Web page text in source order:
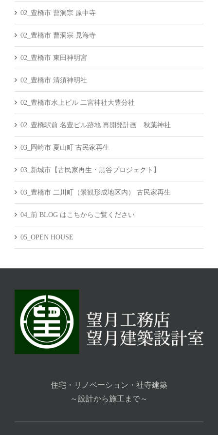
02_豊橋市 曹洞宗 原中寺
02_豊橋市 曹洞宗 見海寺
02_豊橋市 東田神明宮
02_豊橋市 清須神明社
02_豊橋市水上ビル 二宮神社大豊分社
02_豊橋駅前 名豊ビル跡地 再開発計画 秋葉神社
03_岡崎市 夏山町 古民家再生
03_新城市【古民家再生・黒谷プロジェクト】
03_豊橋市 二川町（景観形成地区内） 古民家再生
04_前 BLOG はこちからご覧ください
05_OPEN HOUSE
住宅・リノベーション・社寺建築
～設計から施工まで～